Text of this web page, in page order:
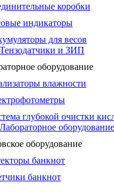
коробки
индикаторы
для весов
и ЗИП
оборудование
влажности
глубокой очистки
оборудование
оборудование
банкнот
банкнот